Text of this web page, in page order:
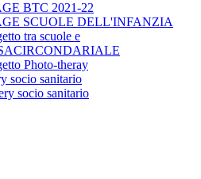
BTC 2021-22
SCUOLE DELL'INFANZIA
tra scuole e
Photo-theray
socio sanitario
socio sanitario